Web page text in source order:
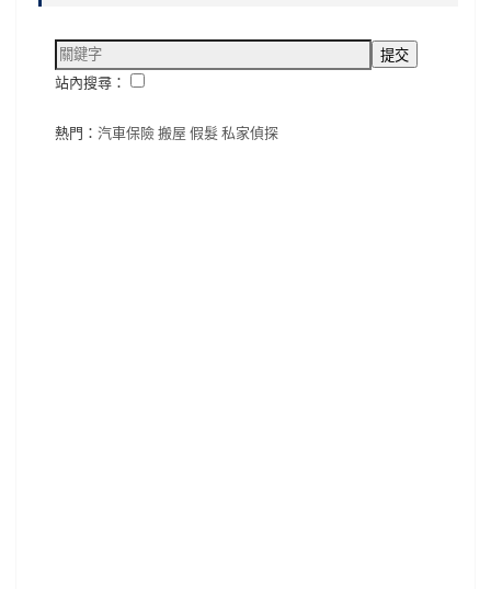
站內搜尋：
熱門： 汽車保險搬屋 假髮私家偵探